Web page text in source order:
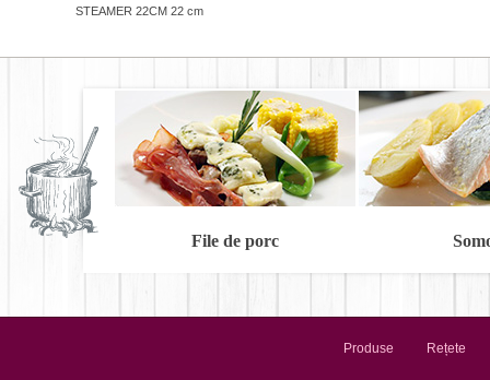
STEAMER 22CM 22 cm
File de porc
Produse Rețete